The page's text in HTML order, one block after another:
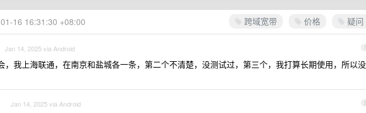
跨域宽带 价格 疑问
16 16:31:30 +08:00
1
Jan 14, 2025 via Android
，我上海联通，在南京和盐城各一条，第二个不清楚，没测试过，第三个，我打算长期使用，所以没
2
Jan 14, 2025 via Android